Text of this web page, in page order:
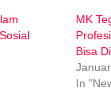
MK
Bisa
In